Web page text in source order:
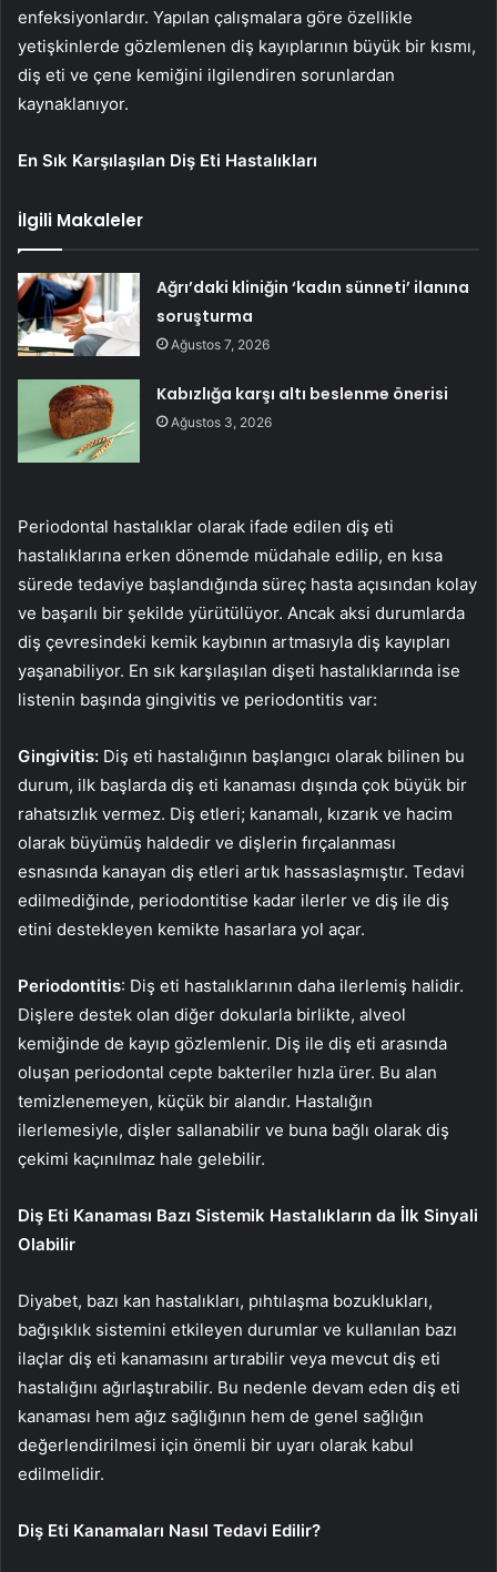
enfeksiyonlardır. Yapılan çalışmalara göre özellikle
yetişkinlerde gözlemlenen diş kayıplarının büyük bir kısmı,
diş eti ve çene kemiğini ilgilendiren sorunlardan
kaynaklanıyor.
En Sık Karşılaşılan Diş Eti Hastalıkları
İlgili Makaleler
Ağrı’daki kliniğin ‘kadın sünneti’ ilanına
soruşturma
Ağustos 7, 2026
Kabızlığa karşı altı beslenme önerisi
Ağustos 3, 2026
Periodontal hastalıklar olarak ifade edilen diş eti
hastalıklarına erken dönemde müdahale edilip, en kısa
sürede tedaviye başlandığında süreç hasta açısından kolay
ve başarılı bir şekilde yürütülüyor. Ancak aksi durumlarda
diş çevresindeki kemik kaybının artmasıyla diş kayıpları
yaşanabiliyor. En sık karşılaşılan dişeti hastalıklarında ise
listenin başında gingivitis ve periodontitis var:
Gingivitis: Diş eti hastalığının başlangıcı olarak bilinen bu
durum, ilk başlarda diş eti kanaması dışında çok büyük bir
rahatsızlık vermez. Diş etleri; kanamalı, kızarık ve hacim
olarak büyümüş haldedir ve dişlerin fırçalanması
esnasında kanayan diş etleri artık hassaslaşmıştır. Tedavi
edilmediğinde, periodontitise kadar ilerler ve diş ile diş
etini destekleyen kemikte hasarlara yol açar.
Periodontitis: Diş eti hastalıklarının daha ilerlemiş halidir.
Dişlere destek olan diğer dokularla birlikte, alveol
kemiğinde de kayıp gözlemlenir. Diş ile diş eti arasında
oluşan periodontal cepte bakteriler hızla ürer. Bu alan
temizlenemeyen, küçük bir alandır. Hastalığın
ilerlemesiyle, dişler sallanabilir ve buna bağlı olarak diş
çekimi kaçınılmaz hale gelebilir.
Diş Eti Kanaması Bazı Sistemik Hastalıkların da İlk Sinyali
Olabilir
Diyabet, bazı kan hastalıkları, pıhtılaşma bozuklukları,
bağışıklık sistemini etkileyen durumlar ve kullanılan bazı
ilaçlar diş eti kanamasını artırabilir veya mevcut diş eti
hastalığını ağırlaştırabilir. Bu nedenle devam eden diş eti
kanaması hem ağız sağlığının hem de genel sağlığın
değerlendirilmesi için önemli bir uyarı olarak kabul
edilmelidir.
Diş Eti Kanamaları Nasıl Tedavi Edilir?